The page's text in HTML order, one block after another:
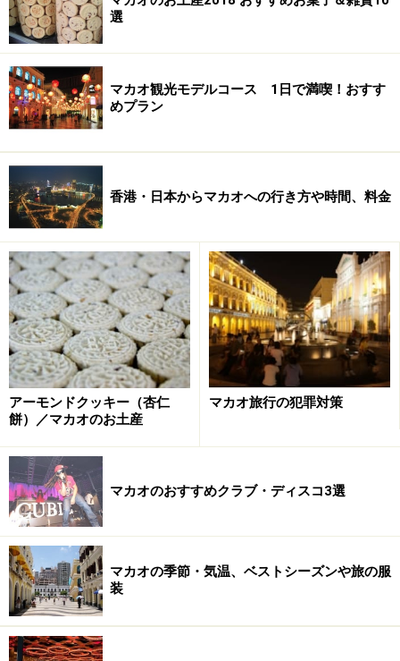
国文化と西洋文化との完璧な融合にあるとされていま
す。東洋と西洋を結ぶ玄関口として栄華を極めてきたマ
カオの歴史そのものが、価値あるものとして認められた
わけです。
に登録されているマカオ。ふと気づかずに歩いている
と、そこがもう世界遺産だったりすることもしばしば。
実際は世界遺産登録されたからといって立ち入り禁止に
なったり、仰々しくフェンスで囲まれるようなこともな
く、ごく普段のマカオ人が暮らす生活の中に溶け込んで
いるような雰囲気です。一部の例外を除き、自由参観が
可能で、入館料や入場料も無料というのがマカオ流。財
布の心配をせずとも、思う存分世界遺産巡りを楽しめま
すよ！ ただし、教会や寺院は信者の方々にとって大切な
信仰の場。くれぐれも失礼のない服装やマナーでの参観
を心がけるようにしてください。
選
マカオ観光モデルコース 1日で満喫！おすす
めプラン
香港・日本からマカオへの行き方や時間、料金
アーモンドクッキー（杏仁
餅）／マカオのお土産
マカオ旅行の犯罪対策
マカオのおすすめクラブ・ディスコ3選
マカオの季節・気温、ベストシーズンや旅の服
装